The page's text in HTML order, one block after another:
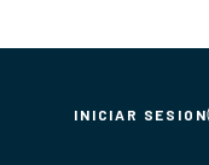
INICIAR SESION